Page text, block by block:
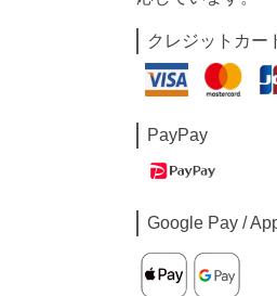
クレジットカー
PayPay
Google Pay /